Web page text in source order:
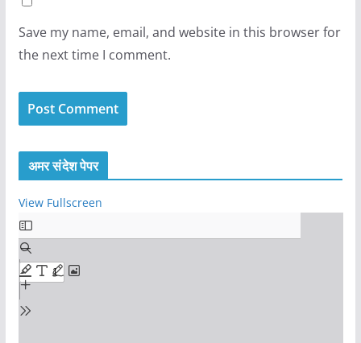
Save my name, email, and website in this browser for
the next time I comment.
अमर संदेश पेपर
View Fullscreen
S
k
i
p
t